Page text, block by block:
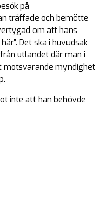
på
träffade och bemötte
om att hans
Det ska i huvudsak
utlandet där man i
myndighet
inte att han behövde